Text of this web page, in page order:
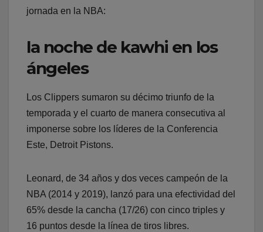
jornada en la NBA:
la noche de kawhi en los
ángeles
Los Clippers sumaron su décimo triunfo de la
temporada y el cuarto de manera consecutiva al
imponerse sobre los líderes de la Conferencia
Este, Detroit Pistons.
Leonard, de 34 años y dos veces campeón de la
NBA (2014 y 2019), lanzó para una efectividad del
65% desde la cancha (17/26) con cinco triples y
16 puntos desde la línea de tiros libres.